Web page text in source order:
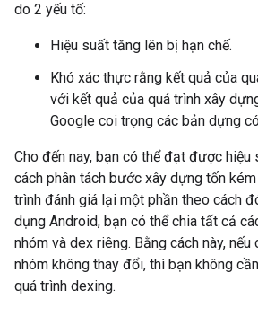
do 2 yếu tố:
Hiệu suất tăng lên bị hạn chế.
Khó xác thực rằng kết quả của
với kết quả của quá trình xây
Google coi trọng các bản dựng
Cho đến nay, bạn có thể đạt được
cách phân tách bước xây dựng tốn
trình đánh giá lại một phần theo cách
dụng Android, bạn có thể chia tất cả
nhóm và dex riêng. Bằng cách này,
nhóm không thay đổi, thì bạn không
quá trình dexing.